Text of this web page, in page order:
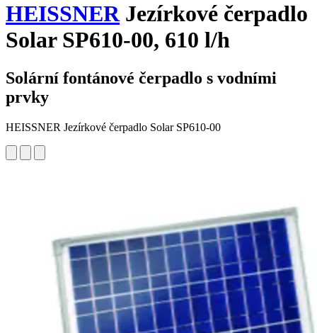
HEISSNERJezírkové čerpadlo
Solar SP610-00, 610 l/h
Solární fontánové čerpadlo s vodními
prvky
HEISSNER Jezírkové čerpadlo Solar SP610-00